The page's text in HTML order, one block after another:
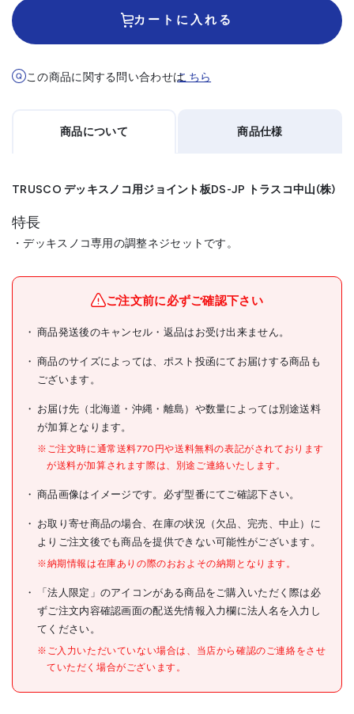
カートに入れる
この商品に関する問い合わせはこちら
商品について
TRUSCO デッキスノコ用ジョイント板DS-JP トラスコ中山(株)
特長
・デッキスノコ専用の調整ネジセットです。
商品仕様
ブランド名 TRUSCO
商品名
TRUSCO デッキスノコ用ジ
ョイント板
型式 DS-JP
JANコード
●色:ブルー
●品名:ジョイント板
●色:ブルー
材質/仕上
原産国
セット内容/付属品
●コーナースペーサーセット
は調整ネジセット、ゴム足は
ご注文前に必ずご確認下さい
商品発送後のキャンセル・返品はお受け出来ません。
商品のサイズによっては、ポスト投函にてお届けする商品も
ございます。
お届け先（北海道・沖縄・離島）や数量によっては別途送料
が加算となります。
※ご注文時に通常送料770円や送料無料の表記がされております
が送料が加算されます際は、別途ご連絡いたします。
商品画像はイメージです。必ず型番にてご確認下さい。
お取り寄せ商品の場合、在庫の状況（欠品、完売、中止）に
よりご注文後でも商品を提供できない可能性がございます。
※納期情報は在庫ありの際のおおよその納期となります。
「法人限定」のアイコンがある商品をご購入いただく際は必
ずご注文内容確認画面の配送先情報入力欄に法人名を入力し
てください。
※ご入力いただいていない場合は、当店から確認のご連絡をさせ
ていただく場合がございます。